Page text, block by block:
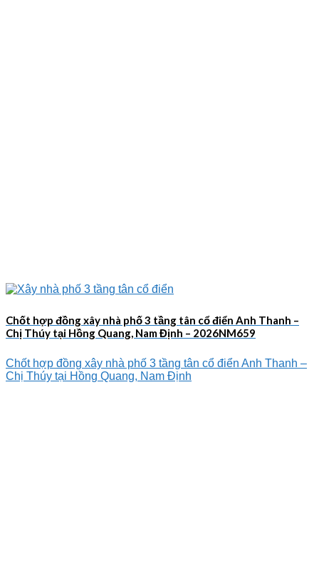
Chốt hợp đồng xây nhà phố 3 tầng tân cổ điển Anh Thanh –
Chị Thúy tại Hồng Quang, Nam Định – 2026NM659
Chốt hợp đồng xây nhà phố 3 tầng tân cổ điển Anh Thanh –
Chị Thúy tại Hồng Quang, Nam Định